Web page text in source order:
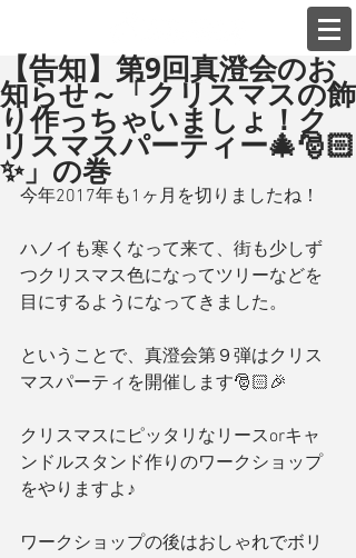
【告知】第9回真澄会のお
知らせ～「クリスマスの飾
り作っちゃいましょ！ク
リスマスパーティー🎄🎅🏻
✨」の巻
今年2017年も1ヶ月を切りましたね！
ハノイも寒くなって来て、街も少しず
つクリスマス色になってツリーなどを
目にするようになってきました。
ということで、真澄会第９弾はクリス
マスパーティを開催します🎅🏻🎉
クリスマスにピッタリなリースorキャ
ンドルスタンド作りのワークショップ
をやりますよ♪
ワークショップの後はおしゃれでボリ